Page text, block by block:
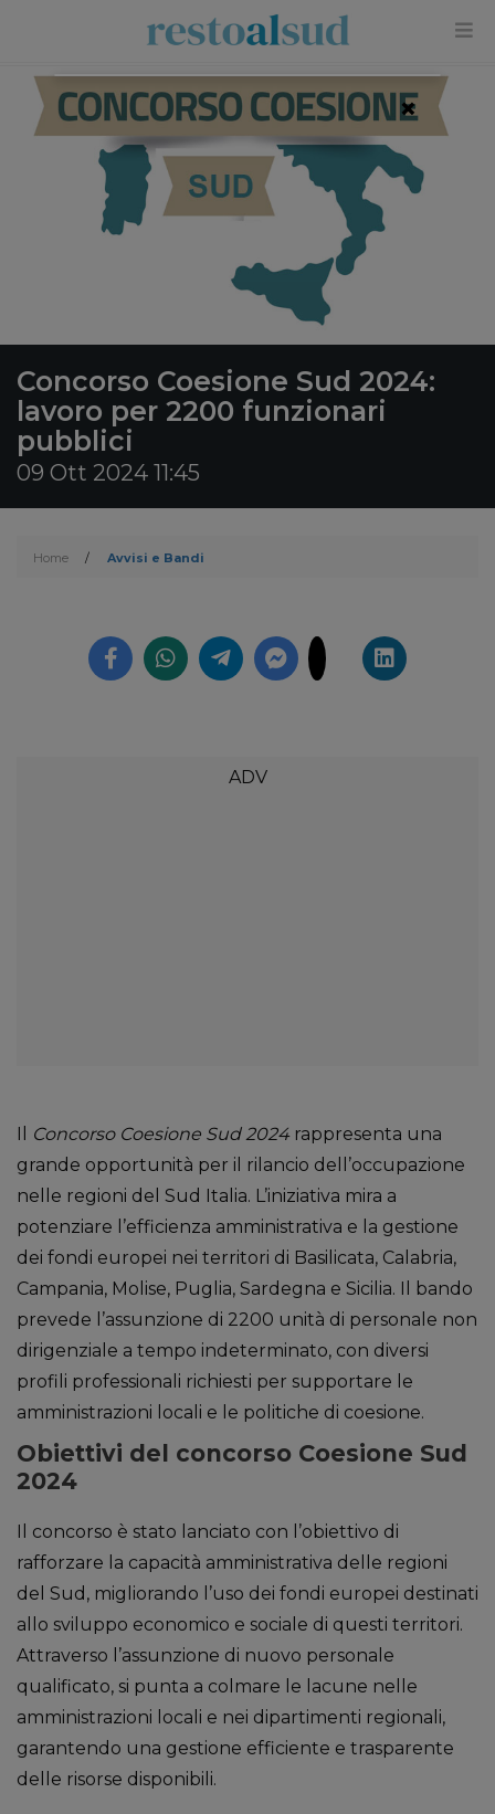
Concorso Coesione Sud 2024:
lavoro per 2200 funzionari
pubblici
09 Ott 2024 11:45
Home / Avvisi e Bandi
Il Concorso Coesione Sud 2024rappresenta una
grande opportunità per il rilancio dell’occupazione
nelle regioni del Sud Italia. L’iniziativa mira a
potenziare l’efficienza amministrativa e la gestione
dei fondi europei nei territori di Basilicata, Calabria,
Campania, Molise, Puglia, Sardegna e Sicilia. Il bando
prevede l’assunzione di 2200 unità di personale non
dirigenziale a tempo indeterminato, con diversi
profili professionali richiesti per supportare le
amministrazioni locali e le politiche di coesione.
Obiettivi del concorso Coesione Sud
2024
Il concorso è stato lanciato con l’obiettivo di
rafforzare la capacità amministrativa delle regioni
del Sud, migliorando l’uso dei fondi europei destinati
allo sviluppo economico e sociale di questi territori.
Attraverso l’assunzione di nuovo personale
qualificato, si punta a colmare le lacune nelle
amministrazioni locali e nei dipartimenti regionali,
garantendo una gestione efficiente e trasparente
delle risorse disponibili.
×